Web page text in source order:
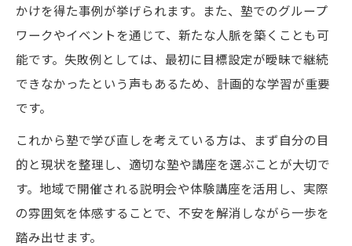
かけを得た事例が挙げられます。また、塾でのグループ
ワークやイベントを通じて、新たな人脈を築くことも可
能です。失敗例としては、最初に目標設定が曖昧で継続
できなかったという声もあるため、計画的な学習が重要
です。
これから塾で学び直しを考えている方は、まず自分の目
的と現状を整理し、適切な塾や講座を選ぶことが大切で
す。地域で開催される説明会や体験講座を活用し、実際
の雰囲気を体感することで、不安を解消しながら一歩を
踏み出せます。